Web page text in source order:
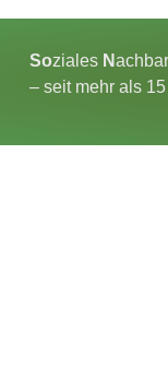
Soziales N
– seit mehr als